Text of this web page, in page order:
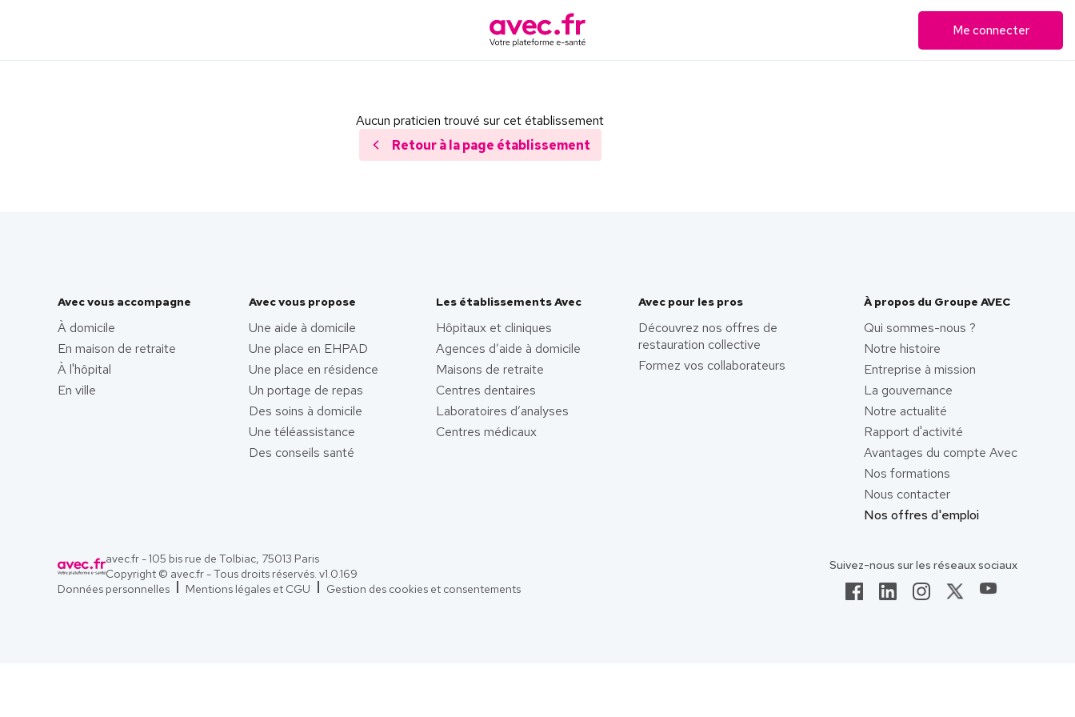
Me connecter
Aucun praticien trouvé sur cet établissement
Retour à la page établissement
Avec vous accompagne
À domicile
En maison de retraite
À l'hôpital
En ville
Avec vous propose
Une aide à domicile
Une place en EHPAD
Une place en résidence
Un portage de repas
Des soins à domicile
Une téléassistance
Des conseils santé
Les établissements Avec
Hôpitaux et cliniques
Agences d’aide à domicile
Maisons de retraite
Centres dentaires
Laboratoires d’analyses
Centres médicaux
Avec pour les pros
Découvrez nos offres de
restauration collective
Formez vos collaborateurs
À propos du Groupe AVEC
Qui sommes-nous ?
Notre histoire
Entreprise à mission
La gouvernance
Notre actualité
Rapport d'activité
Avantages du compte Avec
Nos formations
Nous contacter
Nos offres d'emploi
avec.fr - 105 bis rue de Tolbiac, 75013 Paris
Copyright © avec.fr - Tous droits réservés. v1.0.169
Données personnelles
Mentions légales et CGU Gestion des cookies et consentements
Suivez-nous sur les réseaux sociaux